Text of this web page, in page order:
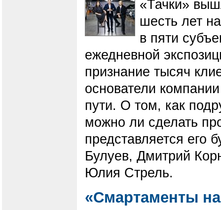
«Тачки»
шесть лет
в пяти
ежедневной
признание тысяч
основатели
пути. О том, как
можно ли сделать
представляется его
Булуев, Дмитрий
Юлия Стрель.
«Смартаменты